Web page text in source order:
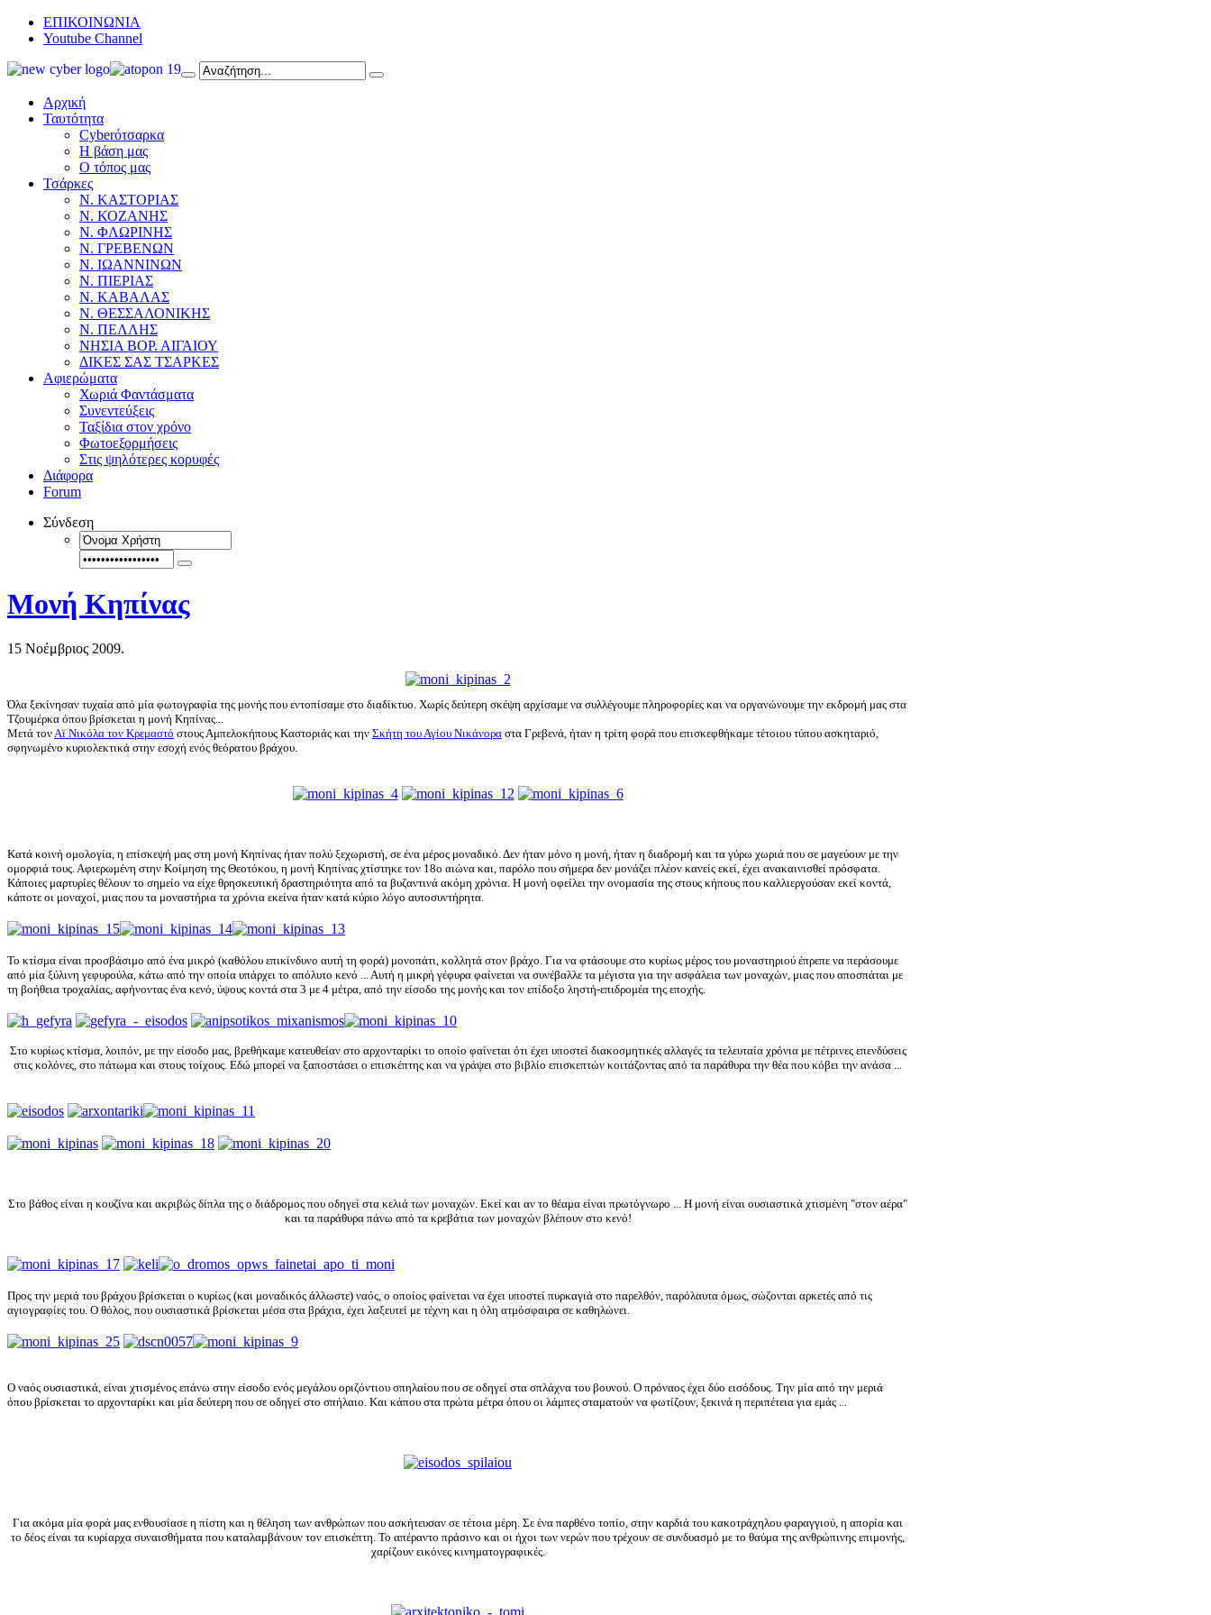
ΕΠΙΚΟΙΝΩΝΙΑ
Youtube Channel
Αρχική
Ταυτότητα
Cyberότσαρκα
Η βάση μας
Ο τόπος μας
Τσάρκες
Ν. ΚΑΣΤΟΡΙΑΣ
Ν. ΚΟΖΑΝΗΣ
Ν. ΦΛΩΡΙΝΗΣ
Ν. ΓΡΕΒΕΝΩΝ
Ν. ΙΩΑΝΝΙΝΩΝ
Ν. ΠΙΕΡΙΑΣ
Ν. ΚΑΒΑΛΑΣ
Ν. ΘΕΣΣΑΛΟΝΙΚΗΣ
Ν. ΠΕΛΛΗΣ
ΝΗΣΙΑ ΒΟΡ. ΑΙΓΑΙΟΥ
ΔΙΚΕΣ ΣΑΣ ΤΣΑΡΚΕΣ
Αφιερώματα
Χωριά Φαντάσματα
Συνεντεύξεις
Ταξίδια στον χρόνο
Φωτοεξορμήσεις
Στις ψηλότερες κορυφές
Διάφορα
Forum
Σύνδεση
Μονή Κηπίνας
15 Νοέμβριος 2009.
Όλα ξεκίνησαν τυχαία από μία φωτογραφία της μονής που εντοπίσαμε στο διαδίκτυο. Χωρίς δεύτερη σκέψη αρχίσαμε να συλλέγουμε πληροφορίες και να οργανώνουμε την εκδρομή μας στα
Τζουμέρκα όπου βρίσκεται η μονή Κηπίνας...
Μετά τον Αϊ Νικόλα τον Κρεμαστό στους Αμπελοκήπους Καστοριάς και την Σκήτη του Αγίου Νικάνορα στα Γρεβενά, ήταν η τρίτη φορά που επισκεφθήκαμε τέτοιου τύπου ασκηταριό,
σφηνωμένο κυριολεκτικά στην εσοχή ενός θεόρατου βράχου.
Κατά κοινή ομολογία, η επίσκεψή μας στη μονή Κηπίνας ήταν πολύ ξεχωριστή, σε ένα μέρος μοναδικό. Δεν ήταν μόνο η μονή, ήταν η διαδρομή και τα γύρω χωριά που σε μαγεύουν με την
ομορφιά τους. Αφιερωμένη στην Κοίμηση της Θεοτόκου, η μονή Κηπίνας χτίστηκε τον 18ο αιώνα και, παρόλο που σήμερα δεν μονάζει πλέον κανείς εκεί, έχει ανακαινισθεί πρόσφατα.
Κάποιες μαρτυρίες θέλουν το σημείο να είχε θρησκευτική δραστηριότητα από τα βυζαντινά ακόμη χρόνια. Η μονή oφείλει την ονομασία της στους κήπους που καλλιεργούσαν εκεί κοντά,
κάποτε οι μοναχοί, μιας που τα μοναστήρια τα χρόνια εκείνα ήταν κατά κύριο λόγο αυτοσυντήρητα.
Το κτίσμα είναι προσβάσιμο από ένα μικρό (καθόλου επικίνδυνο αυτή τη φορά) μονοπάτι, κολλητά στον βράχο. Για να φτάσουμε στο κυρίως μέρος του μοναστηριού έπρεπε να περάσουμε
από μία ξύλινη γεφυρούλα, κάτω από την οποία υπάρχει το απόλυτο κενό ... Αυτή η μικρή γέφυρα φαίνεται να συνέβαλλε τα μέγιστα για την ασφάλεια των μοναχών, μιας που αποσπάται με
τη βοήθεια τροχαλίας, αφήνοντας ένα κενό, ύψους κοντά στα 3 με 4 μέτρα, από την είσοδο της μονής και τον επίδοξο ληστή-επιδρομέα της εποχής.
Στο κυρίως κτίσμα, λοιπόν, με την είσοδο μας, βρεθήκαμε κατευθείαν στο αρχονταρίκι το οποίο φαίνεται ότι έχει υποστεί διακοσμητικές αλλαγές τα τελευταία χρόνια με πέτρινες επενδύσεις
στις κολόνες, στο πάτωμα και στους τοίχους. Εδώ μπορεί να ξαποστάσει ο επισκέπτης και να γράψει στο βιβλίο επισκεπτών κοιτάζοντας από τα παράθυρα την θέα που κόβει την ανάσα ...
Στο βάθος είναι η κουζίνα και ακριβώς δίπλα της ο διάδρομος που οδηγεί στα κελιά των μοναχών. Εκεί και αν το θέαμα είναι πρωτόγνωρο ... Η μονή είναι ουσιαστικά χτισμένη "στον αέρα"
και τα παράθυρα πάνω από τα κρεβάτια των μοναχών βλέπουν στο κενό!
Προς την μεριά του βράχου βρίσκεται ο κυρίως (και μοναδικός άλλωστε) ναός, ο οποίος φαίνεται να έχει υποστεί πυρκαγιά στο παρελθόν, παρόλαυτα όμως, σώζονται αρκετές από τις
αγιογραφίες του. Ο θόλος, που ουσιαστικά βρίσκεται μέσα στα βράχια, έχει λαξευτεί με τέχνη και η όλη ατμόσφαιρα σε καθηλώνει.
Ο ναός ουσιαστικά, είναι χτισμένος επάνω στην είσοδο ενός μεγάλου οριζόντιου σπηλαίου που σε οδηγεί στα σπλάχνα του βουνού. Ο πρόναος έχει δύο εισόδους. Την μία από την μεριά
όπου βρίσκεται το αρχονταρίκι και μία δεύτερη που σε οδηγεί στο σπήλαιο. Και κάπου στα πρώτα μέτρα όπου οι λάμπες σταματούν να φωτίζουν, ξεκινά η περιπέτεια για εμάς ...
Για ακόμα μία φορά μας ενθουσίασε η πίστη και η θέληση των ανθρώπων που ασκήτευσαν σε τέτοια μέρη. Σε ένα παρθένο τοπίο, στην καρδιά του κακοτράχηλου φαραγγιού, η απορία και
το δέος είναι τα κυρίαρχα συναισθήματα που καταλαμβάνουν τον επισκέπτη. Το απέραντο πράσινο και οι ήχοι των νερών που τρέχουν σε συνδυασμό με το θαύμα της ανθρώπινης επιμονής,
χαρίζουν εικόνες κινηματογραφικές.